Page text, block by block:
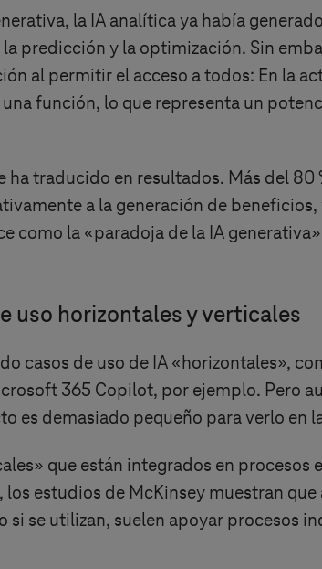
la IA analítica ya había
predicción y la optimización. Sin
al permitir el acceso a todos: En la
función, lo que representa un
ha traducido en resultados. Más del
a la generación de beneficios,
como la «paradoja de la IA
uso horizontales y verticales
casos de uso de IA « horizontales»,
365 Copilot, por ejemplo. Pero
es demasiado pequeño para verlo en
que están integrados en
estudios de McKinsey muestran
si se utilizan, suelen apoyar procesos